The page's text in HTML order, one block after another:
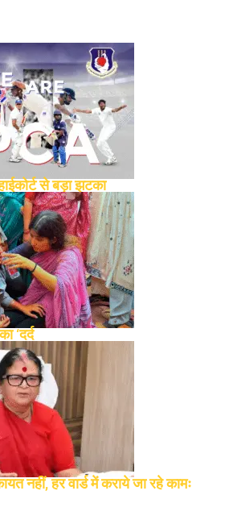
से बड़ा झटका
‘दर्द
नहीं, हर वार्ड में कराये जा रहे कामः